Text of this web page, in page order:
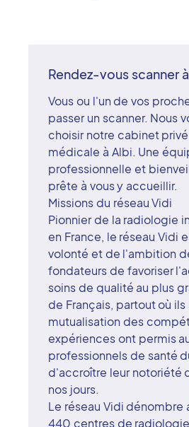
Rendez-vous scanner
Vous ou l'un de vos
passer un scanner. Nous
choisir notre cabinet
médicale à Albi. Une
professionnelle et
prête à vous y accueillir.
Missions du réseau Vidi
Pionnier de la radiologie
en France, le réseau Vidi
volonté et de l'ambition
fondateurs de favoriser
soins de qualité au plus
de Français, partout où
mutualisation des
expériences ont permis
professionnels de santé
d'accroître leur notoriété
nos jours.
Le réseau Vidi dénombre
440 centres de